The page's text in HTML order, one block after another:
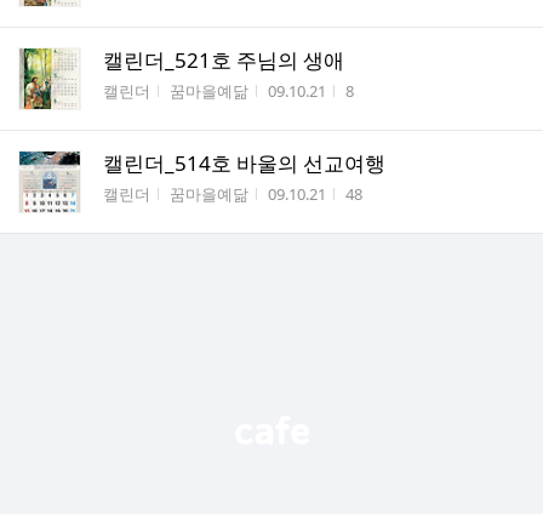
캘린더_521호 주님의 생애
게시판명
캘린더 작성자
꿈마을예닮 작성시간
09.10.21 조회수
8
캘린더_514호 바울의 선교여행
게시판명
캘린더 작성자
꿈마을예닮 작성시간
09.10.21 조회수
48